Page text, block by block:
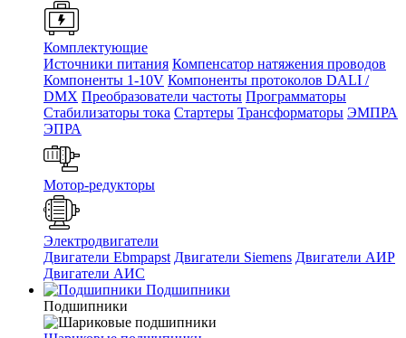
Комплектующие
Источники питания Компенсатор натяжения проводов
Компоненты 1-10V Компоненты протоколов DALI /
DMX Преобразователи частоты Программаторы
Стабилизаторы тока Стартеры Трансформаторы ЭМПРА
ЭПРА
Мотор-редукторы
Электродвигатели
Двигатели Ebmpapst Двигатели Siemens Двигатели АИР
Двигатели АИС
Подшипники
Подшипники